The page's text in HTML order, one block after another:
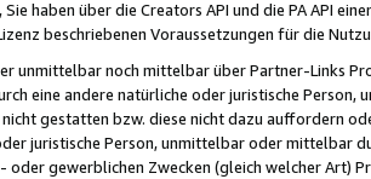
Sie haben über die Creators API und die PA API
beschriebenen Voraussetzungen für die
unmittelbar noch mittelbar über Partner-Links
eine andere natürliche oder juristische
gestatten bzw. diese nicht dazu auffordern
juristische Person, unmittelbar oder mittelbar
oder gewerblichen Zwecken (gleich welcher Art)